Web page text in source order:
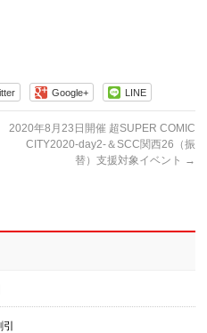
Google+ LINE
2020年8月23日開催 超SUPER COMIC
CITY2020-day2-＆SCC関西26（振
替）支援対象イベント →